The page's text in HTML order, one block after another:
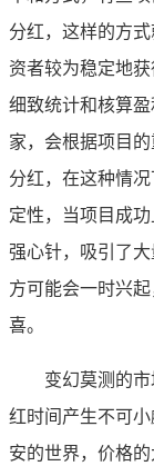
分红，这样的方
资者较为稳定地
细致统计和核算
家，会根据项目
分红，在这种情
定性，当项目成
强心针，吸引了
方可能会一时兴
喜。
变幻莫测的
红时间产生不可
安的世界，价格